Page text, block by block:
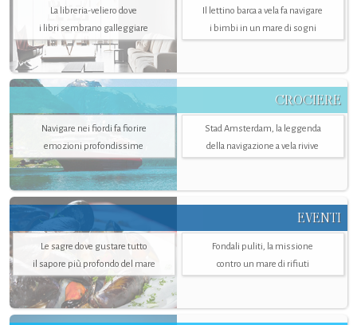
La libreria-veliero dove
i libri sembrano galleggiare
Il lettino barca a vela fa navigare
i bimbi in un mare di sogni
CROCIERE
Navigare nei fiordi fa fiorire
emozioni profondissime
Stad Amsterdam, la leggenda
della navigazione a vela rivive
EVENTI
Le sagre dove gustare tutto
il sapore più profondo del mare
Fondali puliti, la missione
contro un mare di rifiuti